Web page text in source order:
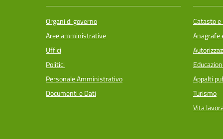
Organi di governo
Aree amministrative
Uffici
Politici
Personale Amministrativo
Documenti e Dati
Catasto
Anagrafe
Appalti
Turismo
Vita